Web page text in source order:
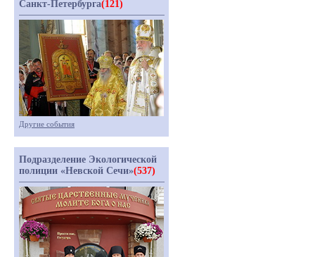
Санкт-Петербурга(121)
Другие события
Подразделение Экологической
полиции «Невской Сечи»(537)